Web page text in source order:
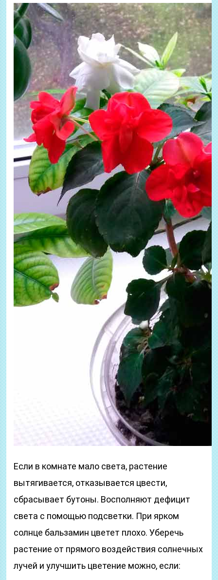
Если в комнате мало света, растение
вытягивается, отказывается цвести,
сбрасывает бутоны. Восполняют дефицит
света с помощью подсветки. При ярком
солнце бальзамин цветет плохо. Уберечь
растение от прямого воздействия солнечных
лучей и улучшить цветение можно, если: